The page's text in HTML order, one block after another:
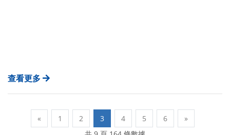
查看更多
« 1 2 3 4 5 6
»